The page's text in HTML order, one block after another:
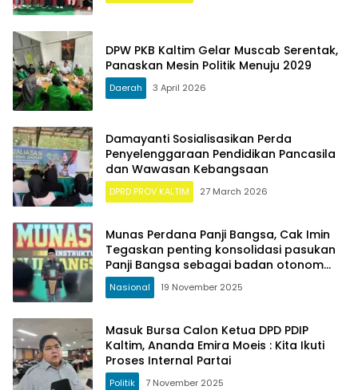
DPW PKB Kaltim Gelar Muscab Serentak,
Panaskan Mesin Politik Menuju 2029
Daerah 3 April 2026
Damayanti Sosialisasikan Perda
Penyelenggaraan Pendidikan Pancasila
dan Wawasan Kebangsaan
DPRD PROV KALTIM 27 March 2026
Munas Perdana Panji Bangsa, Cak Imin
Tegaskan penting konsolidasi pasukan
Panji Bangsa sebagai badan otonom
PKB
Nasional 19 November 2025
Masuk Bursa Calon Ketua DPD PDIP
Kaltim, Ananda Emira Moeis : Kita Ikuti
Proses Internal Partai
Politik 7 November 2025